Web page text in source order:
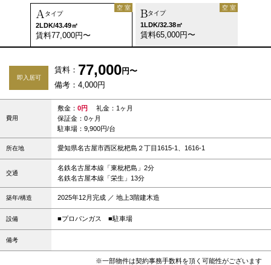
A タイプ
2LDK/43.49㎡
賃料77,000円〜
空 室
Bタイプ
1LDK/32.38㎡
賃料65,000円〜
空 室
即入居可
賃料： 77,000円〜
備考：4,000円
費用
敷金： 0円
礼金：1ヶ月
保証金：0ヶ月
駐車場：9,900円/台
所在地 愛知県名古屋市西区枇杷島２丁目1615-1、1616-1
交通
名鉄名古屋本線「東枇杷島」2分
名鉄名古屋本線「栄生」13分
築年/構造 2025年12月完成 ／ 地上3階建木造
設備 ■プロパンガス ■駐車場
備考
※一部物件は契約事務手数料を頂く可能性がございます